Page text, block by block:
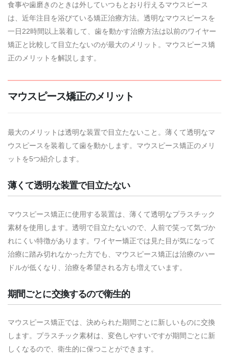
食事や歯磨きのときは外していつもとおり行えるマウスピース
は、近年注目を浴びている矯正治療方法。透明なマウスピースを
一日22時間以上装着して、歯を動かす治療方法は以前のワイヤー
矯正と比較して目立たないのが最大のメリット。マウスピース矯
正のメリットを解説します。
マウスピース矯正のメリット
最大のメリットは透明な装置で目立たないこと。薄くて透明なマ
ウスピースを装着して歯を動かします。マウスピース矯正のメリ
ットを5つ紹介します。
薄くて透明な装置で目立たない
マウスピース矯正に使用する装置は、薄くて透明なプラスチック
素材を使用します。透明で目立たないので、人前で笑って気づか
れにくい特徴があります。ワイヤー矯正では見た目が気になって
治療に踏み切れなかった方でも、マウスピース矯正は治療のハー
ドルが低くなり、治療を希望される方も増えています。
期間ごとに交換するので衛生的
マウスピース矯正では、決められた期間ごとに新しいものに交換
します。プラスチック素材は、変色しやすいですが期間ごとに新
しくなるので、衛生的に保つことができます。